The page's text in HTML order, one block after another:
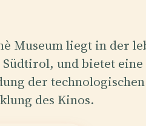
Museum liegt in der
Südtirol, und bietet
der
des Kinos.